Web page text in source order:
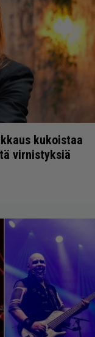
kukoistaa
virnistyksiä